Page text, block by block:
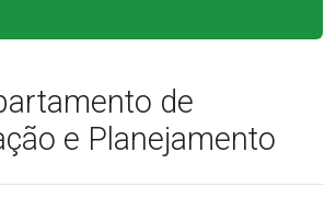
de
e Planejamento